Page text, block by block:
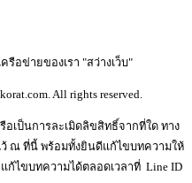
อข่ายของเรา "สว่างเว็บ"
All rights reserved.
เป็นการละเมิดลิขสิทธิ์จากที่ใด ทาง
ว้ ณ ที่นี้ พร้อมทั้งยินดีแก้ไขบทความให้
ก้ไขบทความได้ตลอดเวลาที่ Line ID